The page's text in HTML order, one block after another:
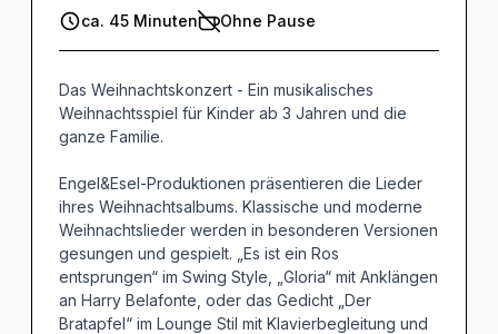
ca. 45 Minuten Ohne Pause
Das Weihnachtskonzert - Ein musikalisches
Weihnachtsspiel für Kinder ab 3 Jahren und die
ganze Familie.
Engel&Esel-Produktionen präsentieren die Lieder
ihres Weihnachtsalbums. Klassische und moderne
Weihnachtslieder werden in besonderen Versionen
gesungen und gespielt. „Es ist ein Ros
entsprungen“ im Swing Style, „Gloria“ mit Anklängen
an Harry Belafonte, oder das Gedicht „Der
Bratapfel“ im Lounge Stil mit Klavierbegleitung und